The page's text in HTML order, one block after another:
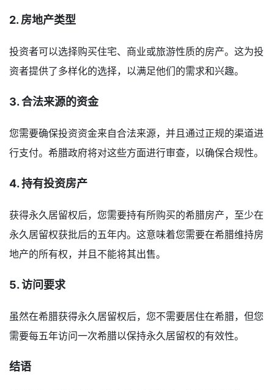
2. 房地产类型
投资者可以选择购买住宅、商业或旅游性质的房产。这为投
资者提供了多样化的选择，以满足他们的需求和兴趣。
3. 合法来源的资金
您需要确保投资资金来自合法来源，并且通过正规的渠道进
行支付。希腊政府将对这些方面进行审查，以确保合规性。
4. 持有投资房产
获得永久居留权后，您需要持有所购买的希腊房产，至少在
永久居留权获批后的五年内。这意味着您需要在希腊维持房
地产的所有权，并且不能将其出售。
5. 访问要求
虽然在希腊获得永久居留权后，您不需要居住在希腊，但您
需要每五年访问一次希腊以保持永久居留权的有效性。
结语